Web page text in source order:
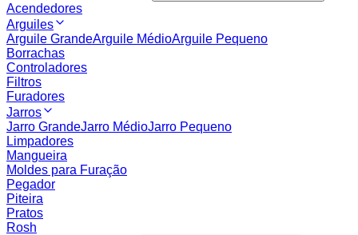
Acendedores
Arguiles
Arguile GrandeArguile MédioArguile Pequeno
Borrachas
Controladores
Filtros
Furadores
Jarros
Jarro GrandeJarro MédioJarro Pequeno
Limpadores
Mangueira
Moldes para Furação
Pegador
Piteira
Pratos
Rosh